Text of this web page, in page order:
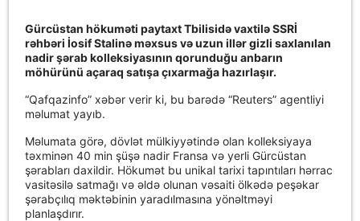
Gürcüstan hökuməti paytaxt Tbilisidə vaxtilə SSRİ
rəhbəri İosif Stalinə məxsus və uzun illər gizli saxlanılan
nadir şərab kolleksiyasının qorunduğu anbarın
möhürünü açaraq satışa çıxarmağa hazırlaşır.
“Qafqazinfo” xəbər verir ki, bu barədə “Reuters” agentliyi
məlumat yayıb.
Məlumata görə, dövlət mülkiyyətində olan kolleksiyaya
təxminən 40 min şüşə nadir Fransa və yerli Gürcüstan
şərabları daxildir. Hökumət bu unikal tarixi tapıntıları hərrac
vasitəsilə satmağı və əldə olunan vəsaiti ölkədə peşəkar
şərabçılıq məktəbinin yaradılmasına yönəltməyi
planlaşdırır.